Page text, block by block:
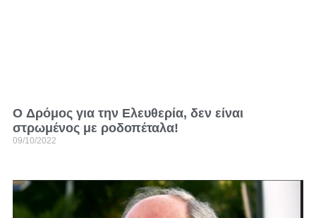
O Δρόμος για την Ελευθερία, δεν είναι
στρωμένος με ροδοπέταλα!
09/10/2022